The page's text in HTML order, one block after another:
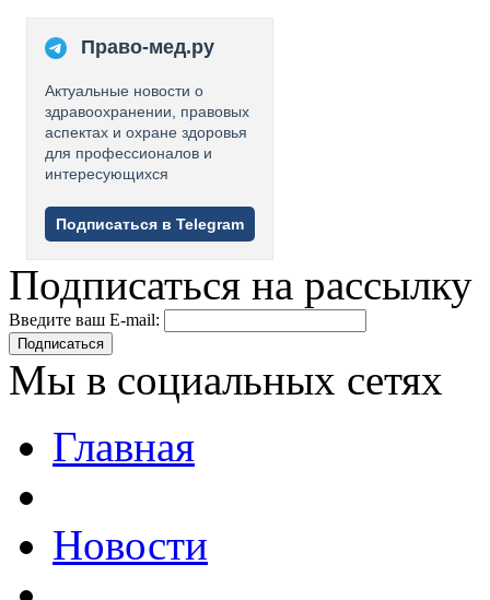
Право-мед.ру
Актуальные новости о
здравоохранении, правовых
аспектах и охране здоровья
для профессионалов и
интересующихся
Подписаться в Telegram
Подписаться на рассылку
Введите ваш E-mail:
Подписаться
Мы в социальных сетях
Главная
Новости